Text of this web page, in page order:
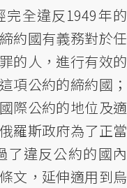
全違反1949年的
約國有義務對於任
的人，進行有效的
項公約的締約國；
際公約的地位及適
羅斯政府為了正當
了違反公約的國內
文，延伸適用到烏